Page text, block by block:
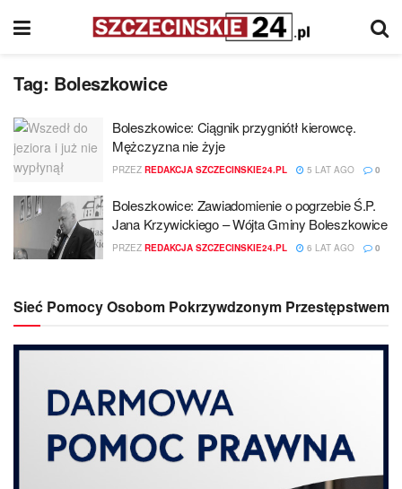
Tag: Boleszkowice
Boleszkowice: Ciągnik przygniótł kierowcę.
Mężczyzna nie żyje
PRZEZ REDAKCJA SZCZECINSKIE24.PL 5 LAT AGO 0
Boleszkowice: Zawiadomienie o pogrzebie Ś.P.
Jana Krzywickiego – Wójta Gminy Boleszkowice
PRZEZ REDAKCJA SZCZECINSKIE24.PL 6 LAT AGO 0
Sieć Pomocy Osobom Pokrzywdzonym Przestępstwem